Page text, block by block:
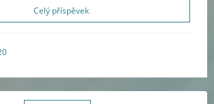
Celý příspěvek